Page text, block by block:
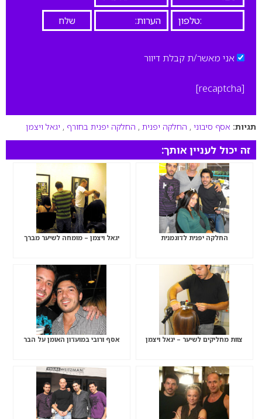
אני מאשר/ת קבלת דיוור
[recaptcha]
תגיות: אסף סיבוני , החלקה יפנית , החלקה יפנית בחורף , יגאל ויצמן
זה יכול לעניין אותך:
החלקה יפנית לדוגמנית יגאל ויצמן – מומחה לשיער מברך
צוות מחליקים לשיער – יגאל ויצמן אסף ורובי במועדון האומן על הבר